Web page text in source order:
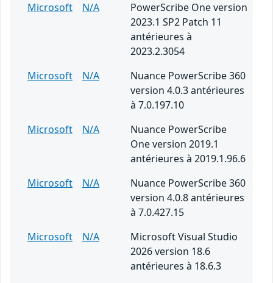
Microsoft
N/A
PowerScribe One version
2023.1 SP2 Patch 11
antérieures à
2023.2.3054
Microsoft
N/A
Nuance PowerScribe 360
version 4.0.3 antérieures
à 7.0.197.10
Microsoft
N/A
Nuance PowerScribe
One version 2019.1
antérieures à 2019.1.96.6
Microsoft
N/A
Nuance PowerScribe 360
version 4.0.8 antérieures
à 7.0.427.15
Microsoft
N/A
Microsoft Visual Studio
2026 version 18.6
antérieures à 18.6.3